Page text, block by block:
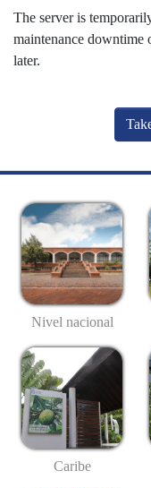
The server is
maintenance downtime
later.
Nivel nacional
Caribe